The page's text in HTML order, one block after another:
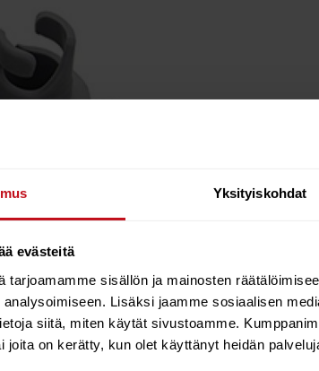
Yksityiskohdat
evästeitä
tarjoamamme sisällön ja mainosten
Lisäksi jaamme sosiaalisen
siitä, miten käytät sivustoamme.
joita on kerätty, kun olet käyttänyt heidän
SUP boards (Fits also almost all SUP